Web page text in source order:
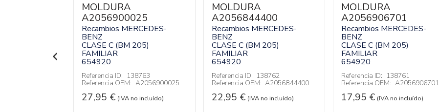
MOLDURA
A2056900025
Recambios MERCEDES-
BENZ
CLASE C (BM 205)
FAMILIAR
654920
Referencia ID: 138763
Referencia OEM: A2056900025
27,95 € (IVA no incluído)
MOLDURA
A2056844400
Recambios MERCEDES-
BENZ
CLASE C (BM 205)
FAMILIAR
654920
Referencia ID: 138762
Referencia OEM: A2056844400
22,95 € (IVA no incluído)
MOLDURA
A2056906701
Recambios MERCEDES-
BENZ
CLASE C (BM 205)
FAMILIAR
654920
Referencia ID: 138761
Referencia OEM: A2056906701
17,95 € (IVA no incluído)